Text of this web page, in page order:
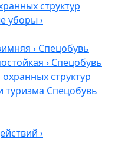
структур
уборы ›
› Спецобувь
› Спецобувь
структур
туризма Спецобувь
›